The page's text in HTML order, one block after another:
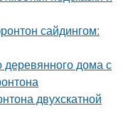
сайдингом:
дома с
двухскатной